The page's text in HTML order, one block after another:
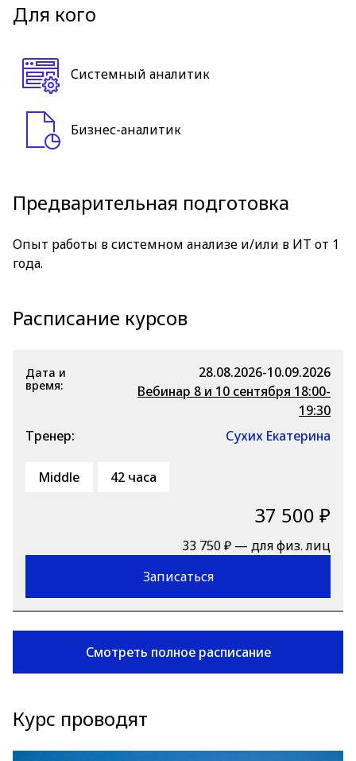
Для кого
Системный аналитик
Бизнес-аналитик
Предварительная подготовка
Опыт работы в системном анализе и/или в ИТ от 1
года.
Расписание курсов
Дата и
время:
28.08.2026-10.09.2026
Вебинар 8 и 10 сентября 18:00-
19:30
Тренер:
Сухих Екатерина
Middle 42 часа
37 500 ₽
33 750 ₽ — для физ. лиц
Записаться
Смотреть полное расписание
Курс проводят